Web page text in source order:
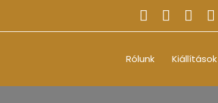
Rólunk Kiállítások